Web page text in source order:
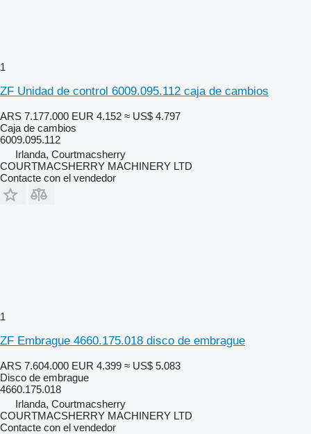
1
ZF Unidad de control 6009.095.112 caja de cambios
ARS 7.177.000 EUR 4.152 ≈ US$ 4.797
Caja de cambios
6009.095.112
Irlanda, Courtmacsherry
COURTMACSHERRY MACHINERY LTD
Contacte con el vendedor
1
ZF Embrague 4660.175.018 disco de embrague
ARS 7.604.000 EUR 4.399 ≈ US$ 5.083
Disco de embrague
4660.175.018
Irlanda, Courtmacsherry
COURTMACSHERRY MACHINERY LTD
Contacte con el vendedor